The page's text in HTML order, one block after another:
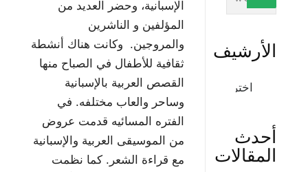
الإسبانية، وحضر العديد من
المؤلفين و الناشرين
والمروجين. وكانت هناك أنشطة
ثقافية للأطفال في الصباح منها
القصص العربية بالإسبانية
وساحر والعاب مختلفه. في
الفتره المسائيه قدمت عروض
من الموسيقى العربية والإسبانية
مع قراءة الشعر. كما نظمت
الأرشيف
الأرشيف
أحدث
المقالات